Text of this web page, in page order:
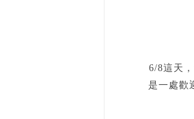
6/8這天
是一處歡